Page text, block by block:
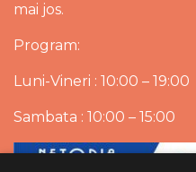
mai jos.
Program:
Luni-Vineri : 10:00 – 19:00
Sambata : 10:00 – 15:00